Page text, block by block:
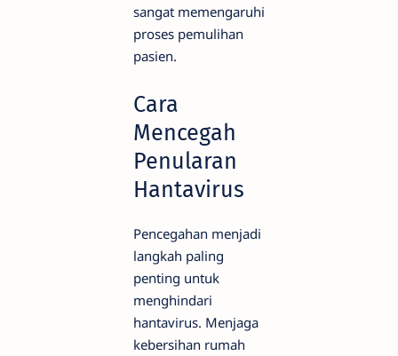
sangat memengaruhi
proses pemulihan
pasien.
Cara
Mencegah
Penularan
Hantavirus
Pencegahan menjadi
langkah paling
penting untuk
menghindari
hantavirus. Menjaga
kebersihan rumah